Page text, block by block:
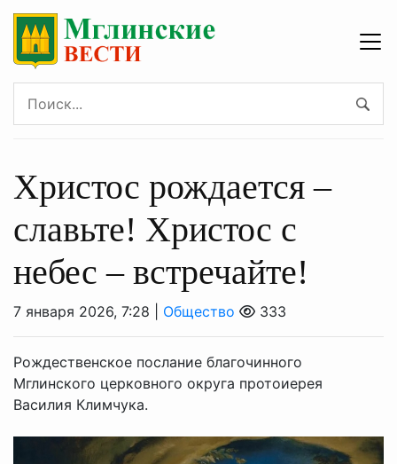
Христос рождается –
славьте! Христос с
небес – встречайте!
7 января 2026, 7:28 | Общество 333
Рождественское послание благочинного
Мглинского церковного округа протоиерея
Василия Климчука.